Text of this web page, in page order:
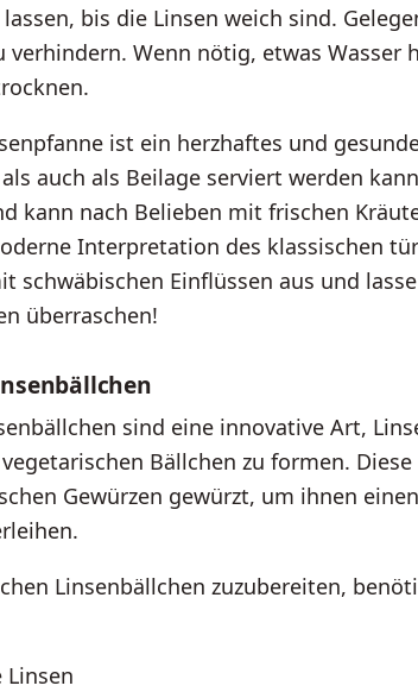
bis die Linsen weich sind.
verhindern. Wenn nötig, etwas Wasser
ist ein herzhaftes und
auch als Beilage serviert werden
kann nach Belieben mit frischen
Interpretation des klassischen
schwäbischen Einflüssen aus und
überraschen!
sind eine innovative Art,
Bällchen zu formen.
Gewürzen gewürzt, um ihnen
Linsenbällchen zuzubereiten,
Linsen